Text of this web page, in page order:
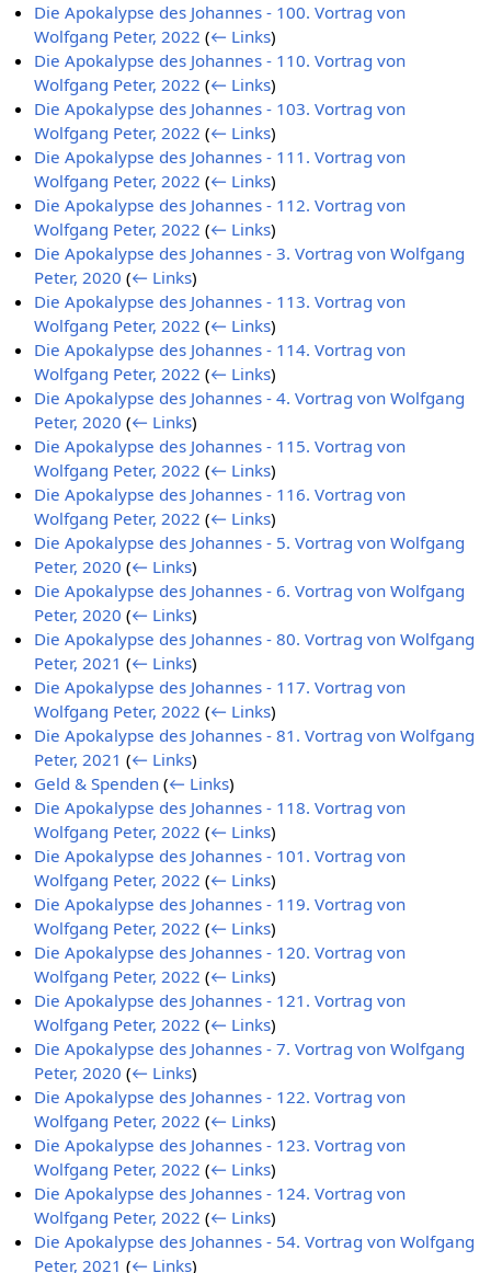
Die Apokalypse des Johannes - 100. Vortrag von
Wolfgang Peter, 2022 (← Links)
Die Apokalypse des Johannes - 110. Vortrag von
Wolfgang Peter, 2022 (← Links)
Die Apokalypse des Johannes - 103. Vortrag von
Wolfgang Peter, 2022 (← Links)
Die Apokalypse des Johannes - 111. Vortrag von
Wolfgang Peter, 2022 (← Links)
Die Apokalypse des Johannes - 112. Vortrag von
Wolfgang Peter, 2022 (← Links)
Die Apokalypse des Johannes - 3. Vortrag von Wolfgang
Peter, 2020 (← Links)
Die Apokalypse des Johannes - 113. Vortrag von
Wolfgang Peter, 2022 (← Links)
Die Apokalypse des Johannes - 114. Vortrag von
Wolfgang Peter, 2022 (← Links)
Die Apokalypse des Johannes - 4. Vortrag von Wolfgang
Peter, 2020 (← Links)
Die Apokalypse des Johannes - 115. Vortrag von
Wolfgang Peter, 2022 (← Links)
Die Apokalypse des Johannes - 116. Vortrag von
Wolfgang Peter, 2022 (← Links)
Die Apokalypse des Johannes - 5. Vortrag von Wolfgang
Peter, 2020 (← Links)
Die Apokalypse des Johannes - 6. Vortrag von Wolfgang
Peter, 2020 (← Links)
Die Apokalypse des Johannes - 80. Vortrag von Wolfgang
Peter, 2021 (← Links)
Die Apokalypse des Johannes - 117. Vortrag von
Wolfgang Peter, 2022 (← Links)
Die Apokalypse des Johannes - 81. Vortrag von Wolfgang
Peter, 2021 (← Links)
Geld & Spenden (← Links)
Die Apokalypse des Johannes - 118. Vortrag von
Wolfgang Peter, 2022 (← Links)
Die Apokalypse des Johannes - 101. Vortrag von
Wolfgang Peter, 2022 (← Links)
Die Apokalypse des Johannes - 119. Vortrag von
Wolfgang Peter, 2022 (← Links)
Die Apokalypse des Johannes - 120. Vortrag von
Wolfgang Peter, 2022 (← Links)
Die Apokalypse des Johannes - 121. Vortrag von
Wolfgang Peter, 2022 (← Links)
Die Apokalypse des Johannes - 7. Vortrag von Wolfgang
Peter, 2020 (← Links)
Die Apokalypse des Johannes - 122. Vortrag von
Wolfgang Peter, 2022 (← Links)
Die Apokalypse des Johannes - 123. Vortrag von
Wolfgang Peter, 2022 (← Links)
Die Apokalypse des Johannes - 124. Vortrag von
Wolfgang Peter, 2022 (← Links)
Die Apokalypse des Johannes - 54. Vortrag von Wolfgang
Peter, 2021 (← Links)